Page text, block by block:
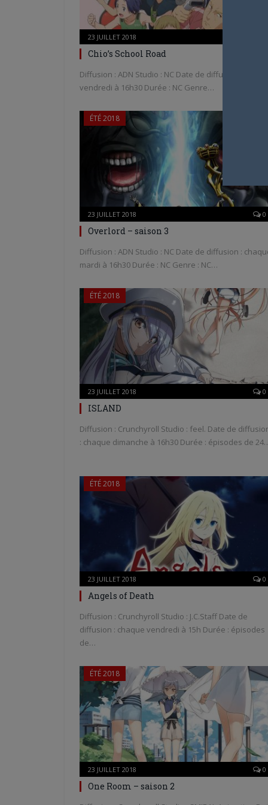
23 JUILLET 2018
Chio’s School Road
Diffusion : ADN Studio : NC Date de diffusion : chaque
vendredi à 16h30 Durée : NC Genre…
ÉTÉ 2018
23 JUILLET 2018 0
Overlord – saison 3
Diffusion : ADN Studio : NC Date de diffusion :
mardi à 16h30 Durée : NC Genre : NC…
ÉTÉ 2018
23 JUILLET 2018 0
ISLAND
Diffusion : Crunchyroll Studio : feel. Date de
: chaque dimanche à 16h30 Durée : épisodes de
ÉTÉ 2018
23 JUILLET 2018 0
Angels of Death
Diffusion : Crunchyroll Studio : J.C.Staff Date de
diffusion : chaque vendredi à 15h Durée : épisodes
de…
ÉTÉ 2018
23 JUILLET 2018 0
One Room – saison 2